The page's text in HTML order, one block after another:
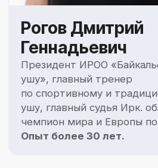
отзывы
Делимся вашими
искренними эмоциями